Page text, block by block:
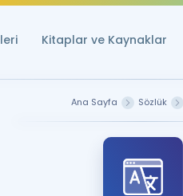
Kitaplar ve Kaynaklar
Ana Sayfa Sözlük